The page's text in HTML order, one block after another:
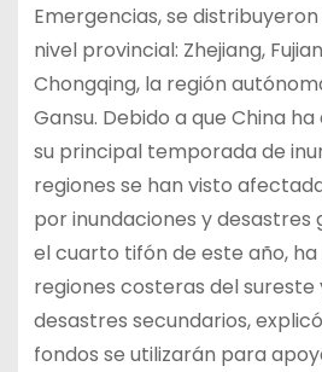
Emergencias, se
nivel provincial: Zhejiang,
Chongqing, la región
Gansu. Debido a que China
su principal temporada de
regiones se han visto
por inundaciones y desastres
el cuarto tifón de este año,
regiones costeras del
desastres secundarios,
fondos se utilizarán para